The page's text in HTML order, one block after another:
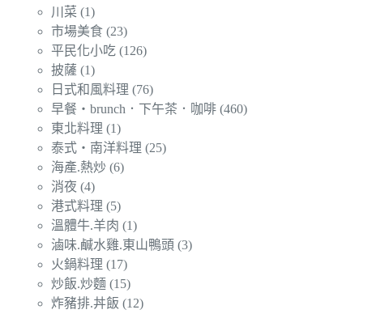
川菜 (1)
市場美食 (23)
平民化小吃 (126)
披薩 (1)
日式和風料理 (76)
早餐‧brunch．下午茶．咖啡 (460)
東北料理 (1)
泰式‧南洋料理 (25)
海產.熱炒 (6)
消夜 (4)
港式料理 (5)
溫體牛.羊肉 (1)
滷味.鹹水雞.東山鴨頭 (3)
火鍋料理 (17)
炒飯.炒麵 (15)
炸豬排.丼飯 (12)